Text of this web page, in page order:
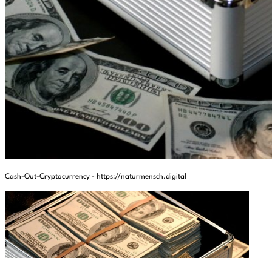
Cash-Out-Cryptocurrency - https://naturmensch.digital